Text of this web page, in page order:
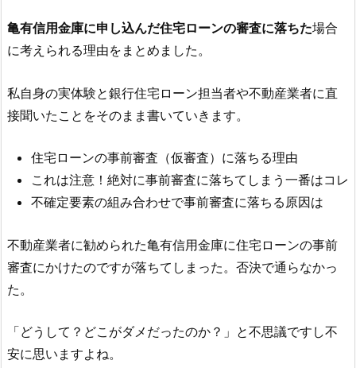
亀有信用金庫に申し込んだ住宅ローンの審査に落ちた場合
に考えられる理由をまとめました。
私自身の実体験と銀行住宅ローン担当者や不動産業者に直
接聞いたことをそのまま書いていきます。
住宅ローンの事前審査（仮審査）に落ちる理由
これは注意！絶対に事前審査に落ちてしまう一番はコレ
不確定要素の組み合わせで事前審査に落ちる原因は
不動産業者に勧められた亀有信用金庫に住宅ローンの事前
審査にかけたのですが落ちてしまった。否決で通らなかっ
た。
「どうして？どこがダメだったのか？」と不思議ですし不
安に思いますよね。